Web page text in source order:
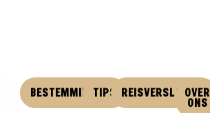
BESTEMMINGEN
TIPS REISVERSLAGEN
OVER
ONS